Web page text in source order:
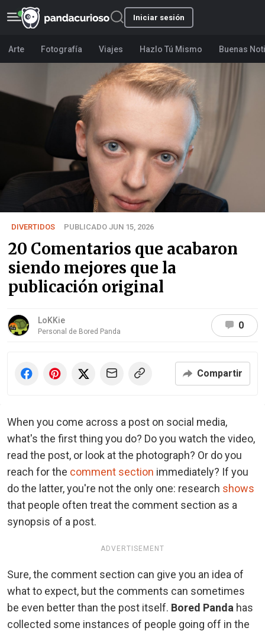
Iniciar sesión
Arte Fotografía Viajes Hazlo Tú Mismo Buenas
DIVERTIDOS PUBLICADO JUN 15, 2026
20 Comentarios que acabaron
siendo mejores que la
publicación original
LoKKie
Personal de Bored Panda
0
Compartir
When you come across a post on social media,
what's the first thing you do? Do you watch the video,
read the post, or look at the photograph? Or do you
reach for the comment section immediately? If you
do the latter, you're not the only one: research shows
that people often treat the comment section as a
synopsis of a post.
ADVERTISEMENT
Sure, the comment section can give you an idea of
what to expect, but the comments can sometimes
be even better than the post itself. Bored Panda has
collected some instances of people going off in the